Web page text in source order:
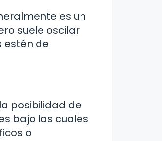
es un
suele oscilar
estén de
posibilidad de
bajo las cuales
o